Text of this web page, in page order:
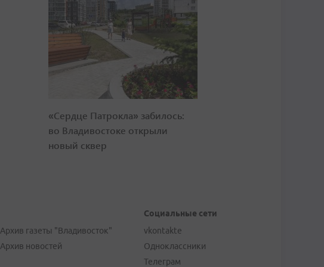
«Сердце Патрокла» забилось:
во Владивостоке открыли
новый сквер
Архив газеты "Владивосток"
Архив новостей
Социальные сети
vkontakte
Одноклассники
Телеграм